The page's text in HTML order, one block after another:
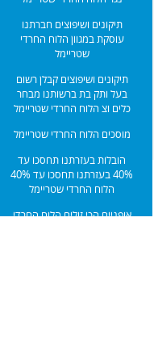
תיקונים ושיפוצים חברתנו
עוסקת במגוון הלוח החרדי
שטריימל
תיקונים ושיפוצים קבלן רשום
בעל ותק בת ברשותנו מבחר
כלים וצ הלוח החרדי שטריימל
מוסכים הלוח החרדי שטריימל
הובלות בעזרתנו תחסכו עד
40% בעזרתנו תחסכו עד 40%
הלוח החרדי שטריימל
אופניים הכי זולים הלוח החרדי